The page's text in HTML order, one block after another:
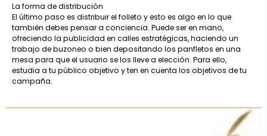
La forma de distribución
El último paso es distribuir el folleto y esto es algo en lo que
también debes pensar a conciencia. Puede ser en mano,
ofreciendo la publicidad en calles estratégicas, haciendo un
trabajo de buzoneo o bien depositando los panfletos en una
mesa para que el usuario se los lleve a elección. Para ello,
estudia a tu público objetivo y ten en cuenta los objetivos de tu
campaña.